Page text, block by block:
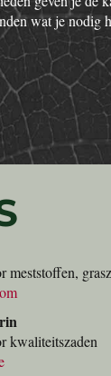
wat je nodig
meststoffen,
kwaliteitszaden